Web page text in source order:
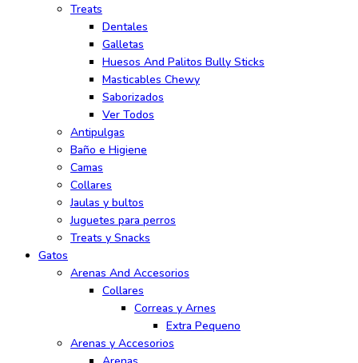
Treats
Dentales
Galletas
Huesos And Palitos Bully Sticks
Masticables Chewy
Saborizados
Ver Todos
Antipulgas
Baño e Higiene
Camas
Collares
Jaulas y bultos
Juguetes para perros
Treats y Snacks
Gatos
Arenas And Accesorios
Collares
Correas y Arnes
Extra Pequeno
Arenas y Accesorios